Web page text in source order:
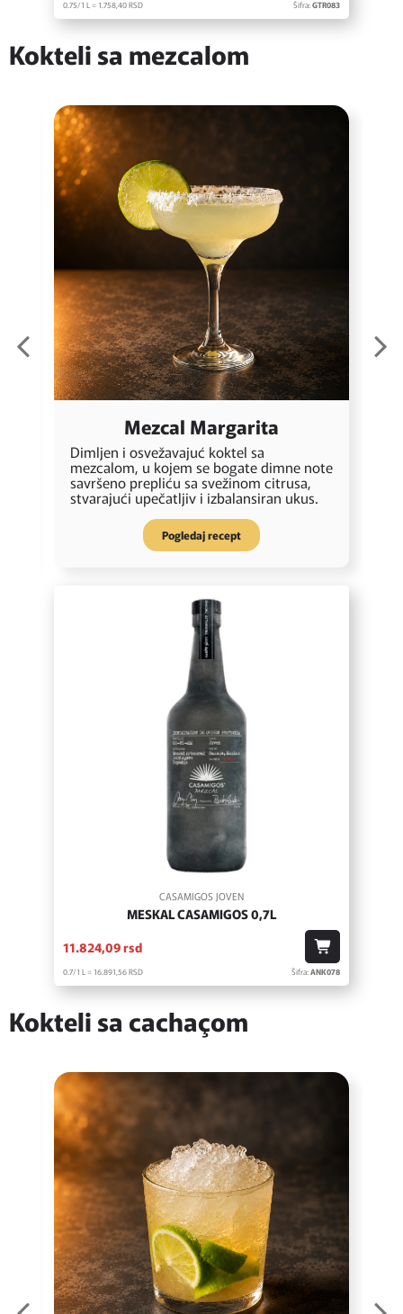
0.75/1 L = 1.758,40RSD Šifra:GTR083
Kokteli sa mezcalom
Mezcal Margarita
Dimljen i osvežavajuć koktel sa
mezcalom, u kojem se bogate dimne note
savršeno prepliću sa svežinom citrusa,
stvarajući upečatljiv i izbalansiran ukus.
Pogledaj recept
CASAMIGOS JOVEN
MESKAL CASAMIGOS 0,7L
11.824,09rsd
0.7/1 L = 16.891,56RSD Šifra:ANK078
Kokteli sa cachaçom